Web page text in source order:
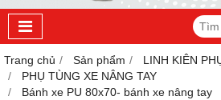
Trang chủ Sản phẩm
LINH KIÊN
PHỤ TÙNG XE NÂNG TAY
Bánh xe PU 80x70- bánh xe nâng tay